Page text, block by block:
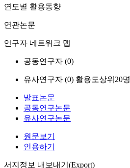
연도별 활용동향
연관논문
연구자 네트워크 맵
공동연구자 (0)
유사연구자 (0) 활용도상위20명
발표논문
공동연구논문
유사연구논문
원문보기
인용하기
서지정보 내보내기(Export)